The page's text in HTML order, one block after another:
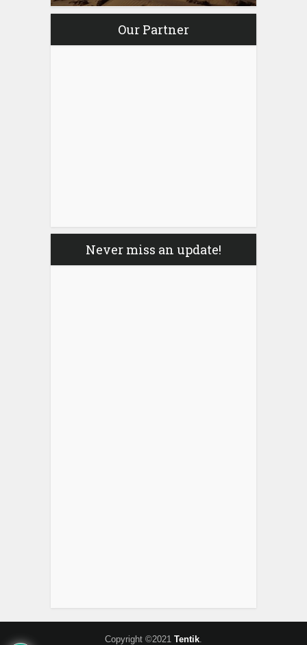
Our Partner
Never miss an update!
Copyright ©2021 Tentik